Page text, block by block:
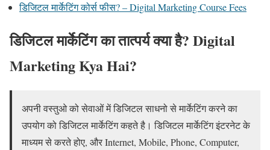
डिजिटल मार्केटिंग कोर्स फीस? – Digital Marketing Course Fees
डिजिटल मार्केटिंग का तात्पर्य क्या है? Digital
Marketing Kya Hai?
अपनी वस्तुओ को सेवाओं में डिजिटल साधनो से मार्केटिंग करने का
उपयोग को डिजिटल मार्केटिंग कहते है। डिजिटल मार्केटिंग इंटरनेट के
माध्यम से करते होए, और Internet, Mobile, Phone, Computer,